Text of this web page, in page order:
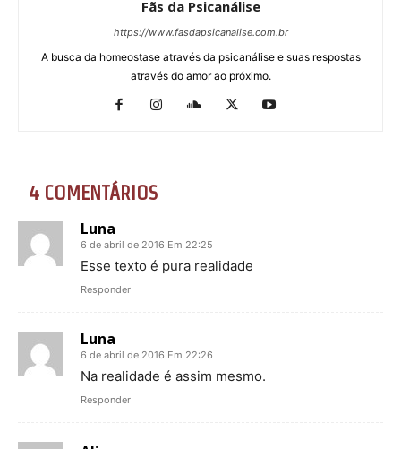
Fãs da Psicanálise
https://www.fasdapsicanalise.com.br
A busca da homeostase através da psicanálise e suas respostas
através do amor ao próximo.
4 COMENTÁRIOS
Luna
6 de abril de 2016 Em 22:25
Esse texto é pura realidade
Responder
Luna
6 de abril de 2016 Em 22:26
Na realidade é assim mesmo.
Responder